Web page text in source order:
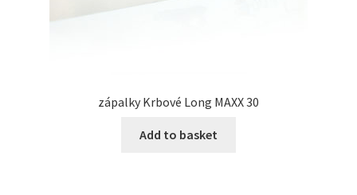
zápalky Krbové Long MAXX 30
Add to basket